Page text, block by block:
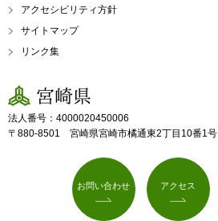
アクセシビリティ方針
サイトマップ
リンク集
宮崎県
法人番号：4000020450006
〒880-8501 宮崎県宮崎市橘通東2丁目10番1号
お問い合わせ アクセス